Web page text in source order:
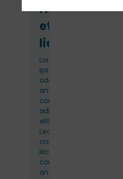
Horaires
et
lieu
Lorem
ipsum
odor
amet,
consectetuer
adipiscing
elit.
Lectus
cras
lectus
consectetur
ante